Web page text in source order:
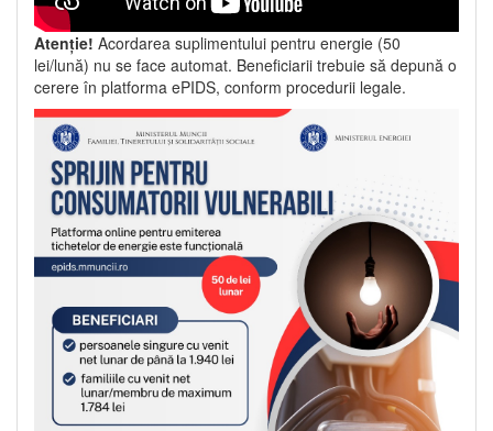
Atenție! Acordarea suplimentului pentru energie (50
lei/lună) nu se face automat. Beneficiarii trebuie să depună o
cerere în platforma ePIDS, conform procedurii legale.